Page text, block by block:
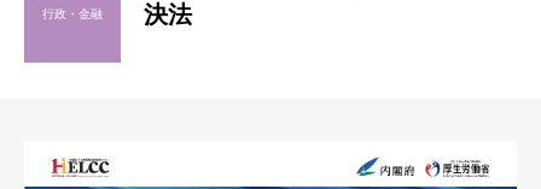
行政・金融
決法